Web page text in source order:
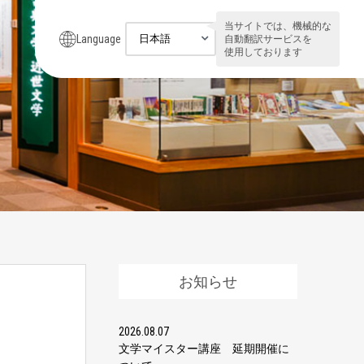
Language
当サイトでは、機械的な
自動翻訳サービスを
使用しております
お知らせ
2026.08.07
文学マイスター講座 延期開催に